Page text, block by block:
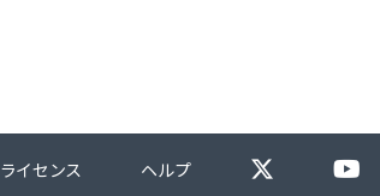
ライセンス ヘルプ